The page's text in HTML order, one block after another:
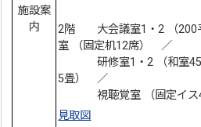
施設案
内
2階 大会議室1・2 （200
室 （固定机12席） ／
研修室1・2 （和室45
5畳） ／
視聴覚室 （固定イス
見取図